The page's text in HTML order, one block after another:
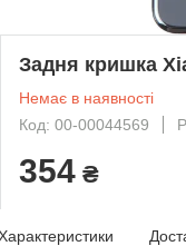
Задня кришка
Немає в наявності
Код: 00-00044569
354 ₴